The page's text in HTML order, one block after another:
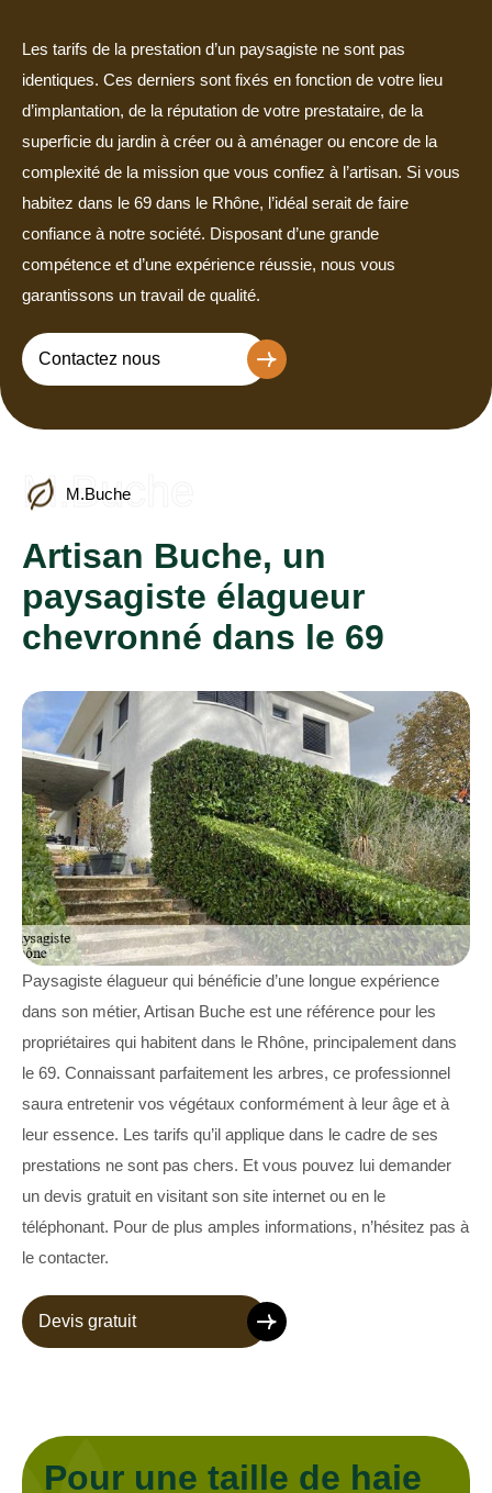
Les tarifs de la prestation d’un paysagiste ne sont pas
identiques. Ces derniers sont fixés en fonction de votre lieu
d’implantation, de la réputation de votre prestataire, de la
superficie du jardin à créer ou à aménager ou encore de la
complexité de la mission que vous confiez à l’artisan. Si vous
habitez dans le 69 dans le Rhône, l’idéal serait de faire
confiance à notre société. Disposant d’une grande
compétence et d’une expérience réussie, nous vous
garantissons un travail de qualité.
Contactez nous
M.Buche
M.Buche
Artisan Buche, un
paysagiste élagueur
chevronné dans le 69
Paysagiste élagueur qui bénéficie d’une longue expérience
dans son métier, Artisan Buche est une référence pour les
propriétaires qui habitent dans le Rhône, principalement dans
le 69. Connaissant parfaitement les arbres, ce professionnel
saura entretenir vos végétaux conformément à leur âge et à
leur essence. Les tarifs qu’il applique dans le cadre de ses
prestations ne sont pas chers. Et vous pouvez lui demander
un devis gratuit en visitant son site internet ou en le
téléphonant. Pour de plus amples informations, n’hésitez pas à
le contacter.
Devis gratuit
Pour une taille de haie